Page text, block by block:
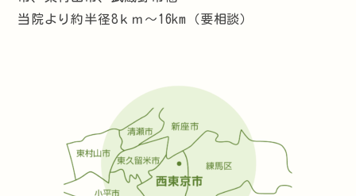
当院より約半径8ｋｍ～16km（要相談）